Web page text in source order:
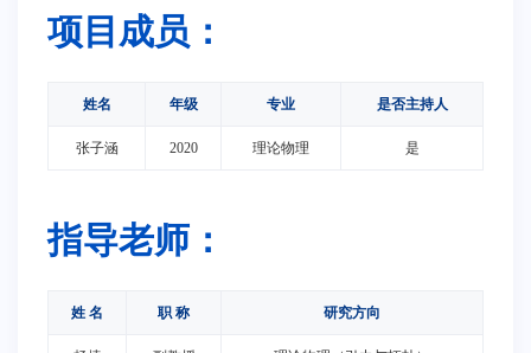
项目成员：
姓名 年级 专业 是否主持人
张子涵 2020 理论物理 是
指导老师：
姓 名 职 称 研究方向